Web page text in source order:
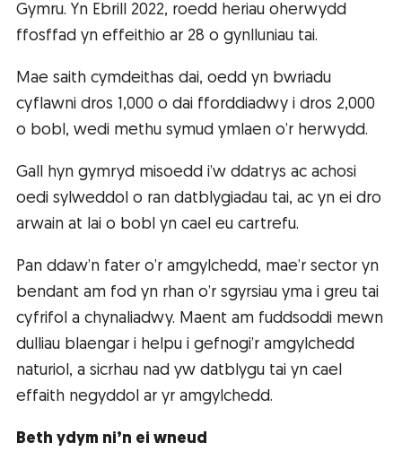
Gymru. Yn Ebrill 2022, roedd heriau oherwydd
ffosffad yn effeithio ar 28 o gynlluniau tai.
Mae saith cymdeithas dai, oedd yn bwriadu
cyflawni dros 1,000 o dai fforddiadwy i dros 2,000
o bobl, wedi methu symud ymlaen o’r herwydd.
Gall hyn gymryd misoedd i’w ddatrys ac achosi
oedi sylweddol o ran datblygiadau tai, ac yn ei dro
arwain at lai o bobl yn cael eu cartrefu.
Pan ddaw’n fater o’r amgylchedd, mae’r sector yn
bendant am fod yn rhan o’r sgyrsiau yma i greu tai
cyfrifol a chynaliadwy. Maent am fuddsoddi mewn
dulliau blaengar i helpu i gefnogi’r amgylchedd
naturiol, a sicrhau nad yw datblygu tai yn cael
effaith negyddol ar yr amgylchedd.
Beth ydym ni’n ei wneud